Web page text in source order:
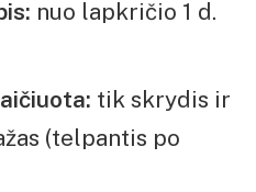
nuo lapkričio 1 d.
tik skrydis ir
(telpantis po